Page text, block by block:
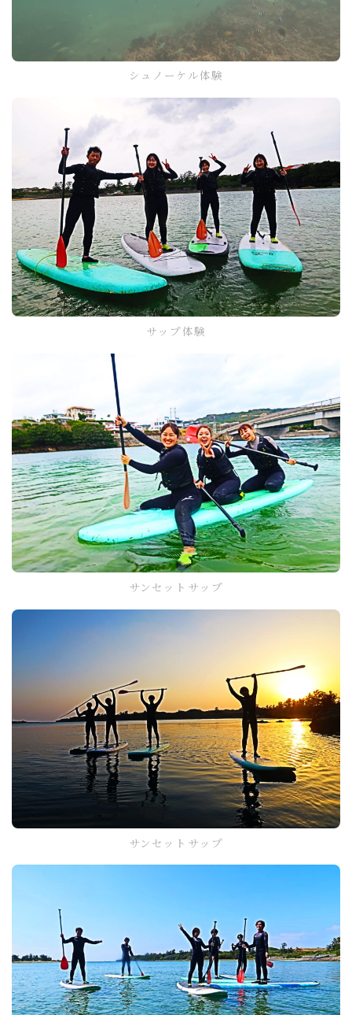
シュノーケル体験
サップ体験
サンセットサップ
サンセットサップ